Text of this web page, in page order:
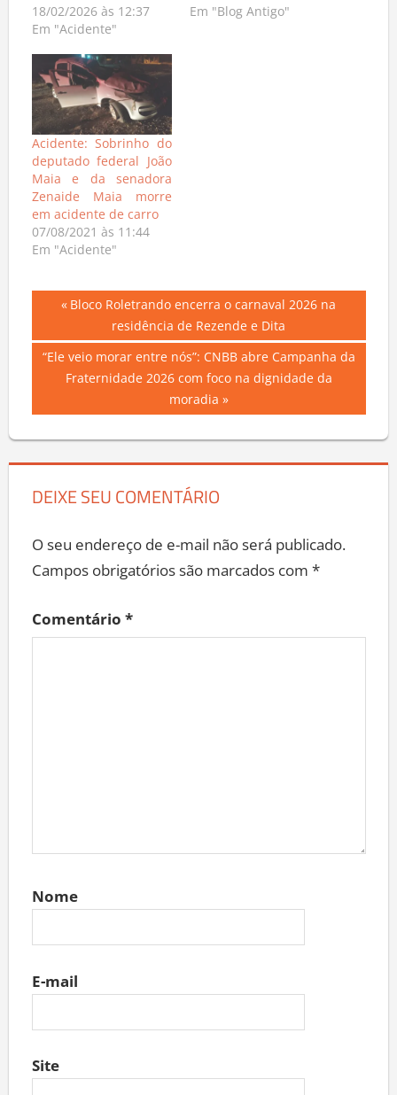
18/02/2026 às 12:37
Em "Acidente"
Em "Blog Antigo"
Acidente: Sobrinho do
deputado federal João
Maia e da senadora
Zenaide Maia morre
em acidente de carro
07/08/2021 às 11:44
Em "Acidente"
Navegação
de
Post
Previous
Bloco Roletrando encerra o carnaval 2026 na
residência de Rezende e Dita
Next
Post:
“Ele veio morar entre nós”: CNBB abre Campanha da
Fraternidade 2026 com foco na dignidade da
moradia
DEIXE SEU COMENTÁRIO
O seu endereço de e-mail não será publicado.
Campos obrigatórios são marcados com *
Comentário *
Nome
E-mail
Site